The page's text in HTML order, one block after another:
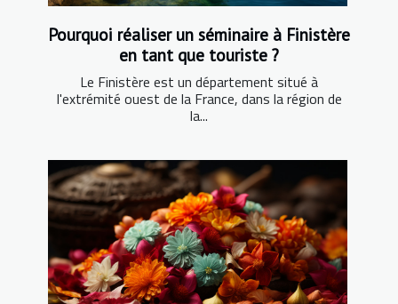
Pourquoi réaliser un séminaire à Finistère
en tant que touriste ?
Le Finistère est un département situé à
l'extrémité ouest de la France, dans la région de
la...